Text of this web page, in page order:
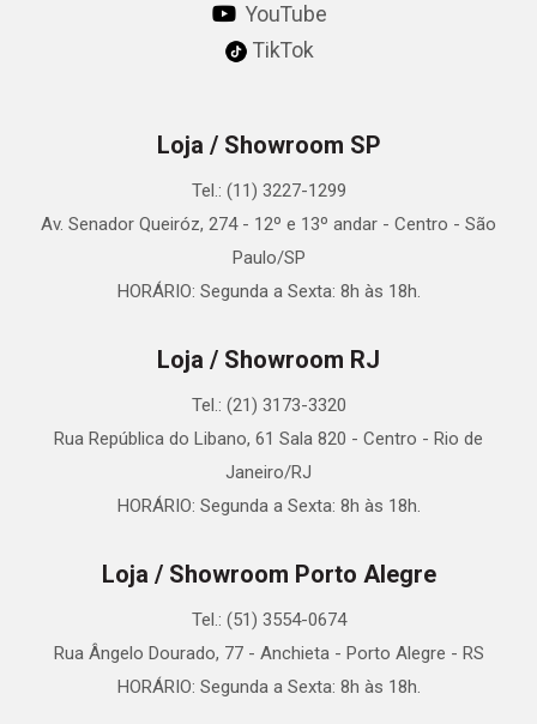
YouTube
TikTok
Loja / Showroom SP
Tel.: (11) 3227-1299
Av. Senador Queiróz, 274 - 12º e 13º andar - Centro - São
Paulo/SP
HORÁRIO: Segunda a Sexta: 8h às 18h.
Loja / Showroom RJ
Tel.: (21) 3173-3320
Rua República do Libano, 61 Sala 820 - Centro - Rio de
Janeiro/RJ
HORÁRIO: Segunda a Sexta: 8h às 18h.
Loja / Showroom Porto Alegre
Tel.: (51) 3554-0674
Rua Ângelo Dourado, 77 - Anchieta - Porto Alegre - RS
HORÁRIO: Segunda a Sexta: 8h às 18h.